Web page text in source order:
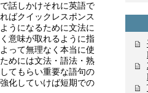
話しかけそれに英語で
ばクイックレスポンス
うになるために文法に
意味が取れるように指
って無理なく本当に使
めには文法・語法・熟
てもらい重要な語句の
化していけば短期での